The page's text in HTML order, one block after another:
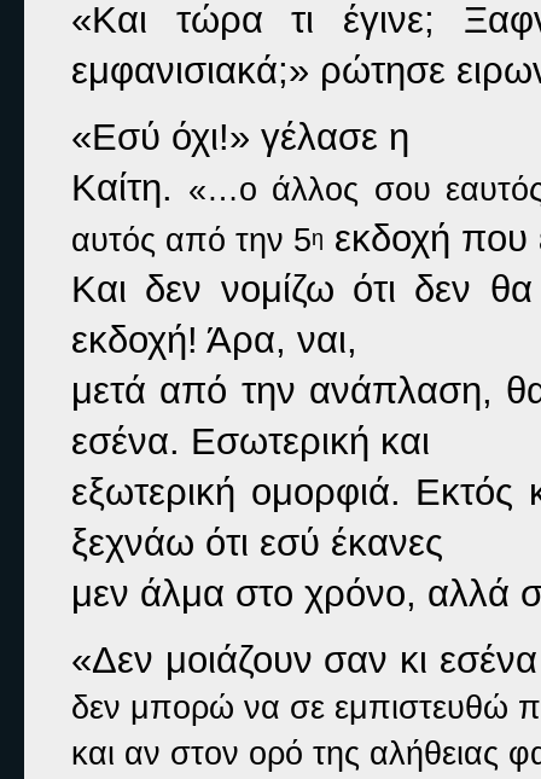
«Και τώρα τι έγινε;
εμφανισιακά;» ρώτησε
«Εσύ όχι!» γέλασε η
Καίτη. «…ο άλλος σου
αυτός από την 5η εκδοχή που
Και δεν νομίζω ότι δεν
εκδοχή! Άρα, ναι,
μετά από την ανάπλαση,
εσένα. Εσωτερική και
εξωτερική ομορφιά.
ξεχνάω ότι εσύ έκανες
μεν άλμα στο χρόνο, αλλά
«Δεν μοιάζουν σαν κι
δεν μπορώ να σε εμπιστευθώ
και αν στον ορό της αλήθειας